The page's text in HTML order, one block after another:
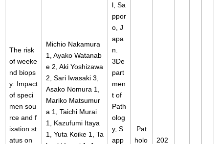
The risk
of weeke
nd biops
y: Impact
of speci
men sou
rce and f
ixation st
atus on
Michio Nakamura
1, Ayako Watanab
e 2, Aki Yoshizawa
2, Sari Iwasaki 3,
Asako Nomura 1,
Mariko Matsumur
a 1, Taichi Murai
1, Kazufumi Itaya
1, Yuta Koike 1, Ta
l, Sa
ppor
o, J
apa
n.
3De
part
men
t of
Path
olog
y, S
app
Pat
holo
202